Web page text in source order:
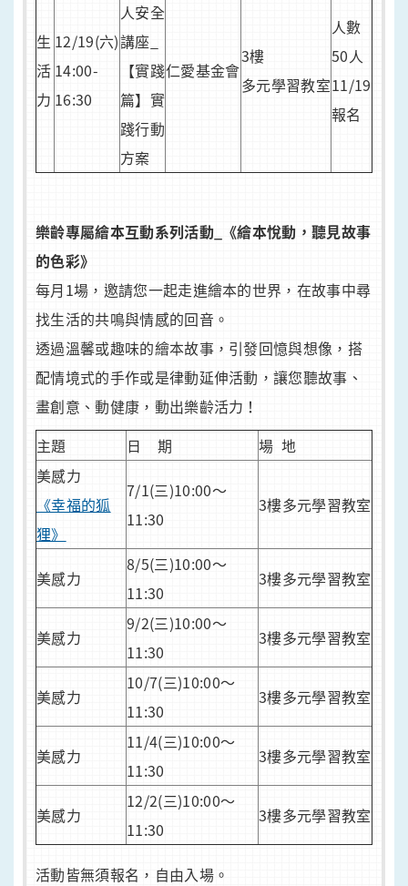
生
活
力
12/19(六)
14:00-
16:30
人安全
講座_
【實踐
篇】實
踐行動
方案
仁愛基金會
3樓
多元學習教室
人數
50人
11/19
報名
樂齡專屬繪本互動系列活動_《繪本悅動，聽見故事
的色彩》
每月1場，邀請您一起走進繪本的世界，在故事中尋
找生活的共鳴與情感的回音。
透過溫馨或趣味的繪本故事，引發回憶與想像，搭
配情境式的手作或是律動延伸活動，讓您聽故事、
畫創意、動健康，動出樂齡活力！
主題
日 期
場 地
美感力
《幸福的狐
狸》
7/1(三)10:00～
11:30
3樓多元學習教室
美感力
8/5(三)10:00～
11:30
3樓多元學習教室
美感力
9/2(三)10:00～
11:30
3樓多元學習教室
美感力
10/7(三)10:00～
11:30
3樓多元學習教室
美感力
11/4(三)10:00～
11:30
3樓多元學習教室
美感力
12/2(三)10:00～
11:30
3樓多元學習教室
活動皆無須報名，自由入場。